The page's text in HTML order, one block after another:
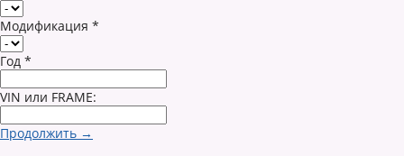
Модификация *
Год *
VIN или FRAME:
Продолжить →